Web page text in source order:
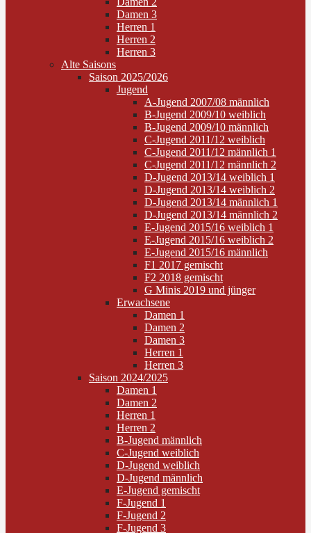
Damen 3
Herren 1
Herren 2
Herren 3
Alte Saisons
Saison 2025/2026
Jugend
A-Jugend 2007/08 männlich
B-Jugend 2009/10 weiblich
B-Jugend 2009/10 männlich
C-Jugend 2011/12 weiblich
C-Jugend 2011/12 männlich 1
C-Jugend 2011/12 männlich 2
D-Jugend 2013/14 weiblich 1
D-Jugend 2013/14 weiblich 2
D-Jugend 2013/14 männlich 1
D-Jugend 2013/14 männlich 2
E-Jugend 2015/16 weiblich 1
E-Jugend 2015/16 weiblich 2
E-Jugend 2015/16 männlich
F1 2017 gemischt
F2 2018 gemischt
G Minis 2019 und jünger
Erwachsene
Damen 1
Damen 2
Damen 3
Herren 1
Herren 3
Saison 2024/2025
Damen 1
Damen 2
Herren 1
Herren 2
B-Jugend männlich
C-Jugend weiblich
D-Jugend weiblich
D-Jugend männlich
E-Jugend gemischt
F-Jugend 1
F-Jugend 2
F-Jugend 3